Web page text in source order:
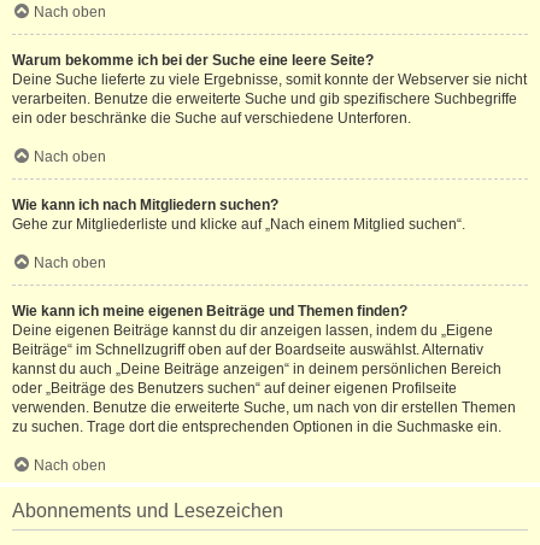
Nach oben
Warum bekomme ich bei der Suche eine leere Seite?
Deine Suche lieferte zu viele Ergebnisse, somit konnte der Webserver sie nicht
verarbeiten. Benutze die erweiterte Suche und gib spezifischere Suchbegriffe
ein oder beschränke die Suche auf verschiedene Unterforen.
Nach oben
Wie kann ich nach Mitgliedern suchen?
Gehe zur Mitgliederliste und klicke auf „Nach einem Mitglied suchen“.
Nach oben
Wie kann ich meine eigenen Beiträge und Themen finden?
Deine eigenen Beiträge kannst du dir anzeigen lassen, indem du „Eigene
Beiträge“ im Schnellzugriff oben auf der Boardseite auswählst. Alternativ
kannst du auch „Deine Beiträge anzeigen“ in deinem persönlichen Bereich
oder „Beiträge des Benutzers suchen“ auf deiner eigenen Profilseite
verwenden. Benutze die erweiterte Suche, um nach von dir erstellen Themen
zu suchen. Trage dort die entsprechenden Optionen in die Suchmaske ein.
Nach oben
Abonnements und Lesezeichen